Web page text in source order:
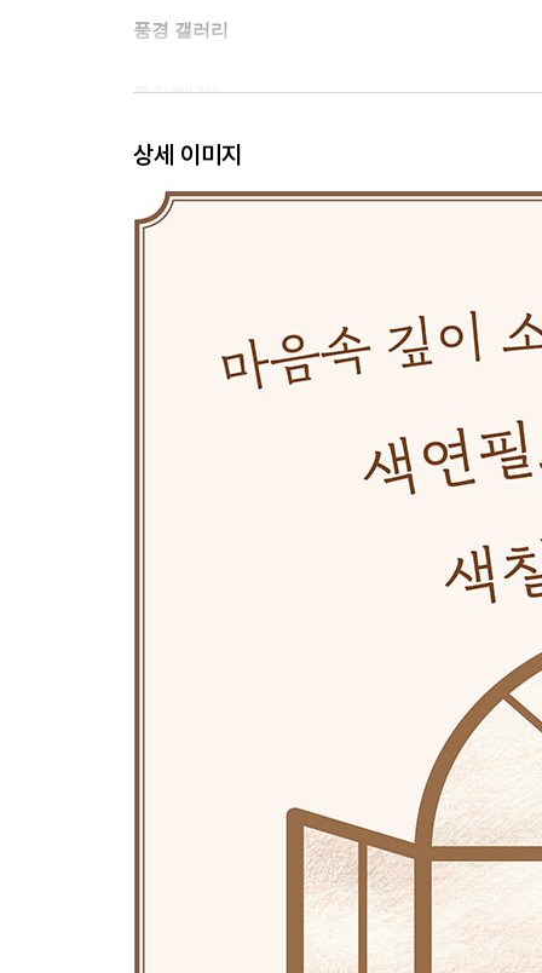
풍경 갤러리
튤립(배려)
생강꽃
양귀비(위로)
수선화(자기 사랑)
적절한 만남
상세 이미지